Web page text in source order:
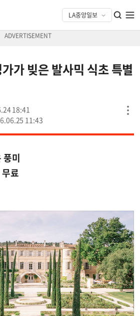
가 빚은 발사믹 식초 특별
18:41
11:43
풍미
료